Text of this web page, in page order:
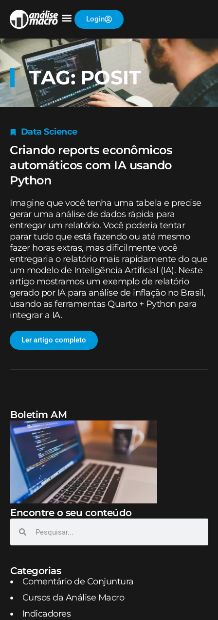
Login
TAG: POSIT
Data Science
Criando reports econômicos
automáticos com IA usando
Python
Imagine que você tenha uma tabela e precise
gerar uma análise de dados rápida para
entregar um relatório. Você poderia tentar
parar tudo que está fazendo ou até mesmo
fazer horas extras, mas dificilmente você
entregaria o relatório mais rapidamente do que
um modelo de Inteligência Artificial (IA). Neste
artigo mostramos um exemplo de relatório
gerado por IA para análise de inflação no Brasil,
usando as ferramentas Quarto + Python para
integrar a IA.
Ler artigo completo
Boletim AM
Encontre o seu conteúdo
Categorias
Comentário de Conjuntura
Cursos da Análise Macro
Indicadores